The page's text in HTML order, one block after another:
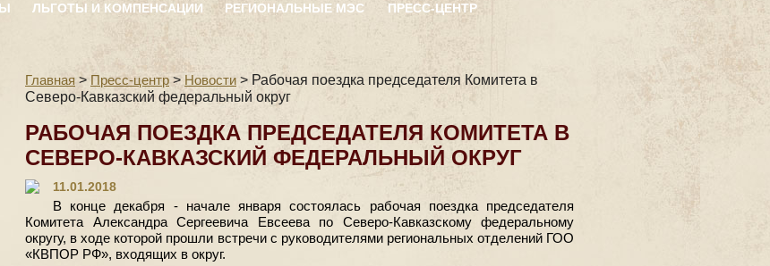
ЛЬГОТЫ И КОМПЕНСАЦИИ РЕГИОНАЛЬНЫЕ МЭС ПРЕСС-ЦЕНТР
Главная > Пресс-центр > Новости > Рабочая поездка председателя Комитета в
Северо-Кавказский федеральный округ
РАБОЧАЯ ПОЕЗДКА ПРЕДСЕДАТЕЛЯ КОМИТЕТА В
СЕВЕРО-КАВКАЗСКИЙ ФЕДЕРАЛЬНЫЙ ОКРУГ
11.01.2018
В конце декабря - начале января состоялась рабочая поездка председателя
Комитета Александра Сергеевича Евсеева по Северо-Кавказскому федеральному
округу, в ходе которой прошли встречи с руководителями региональных отделений ГОО
«КВПОР РФ», входящих в округ.